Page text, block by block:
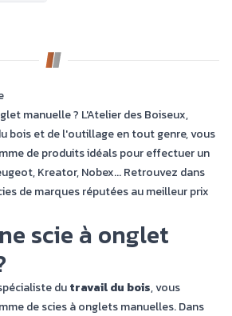
manuelle ? L'Atelier des Boiseux,
bois et de l'outillage en tout genre, vous
de produits idéals pour effectuer un
Kreator, Nobex... Retrouvez dans
de marques réputées au meilleur prix
scie à onglet
dutravail du bois, vous
de scies à onglets manuelles. Dans